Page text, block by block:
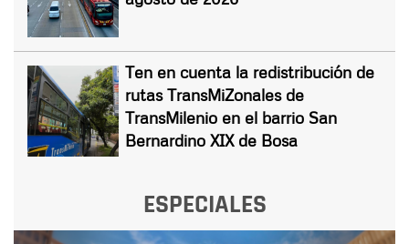
Ten en cuenta la redistribución de
rutas TransMiZonales de
TransMilenio en el barrio San
Bernardino XIX de Bosa
ESPECIALES